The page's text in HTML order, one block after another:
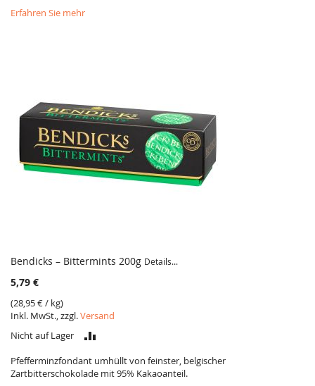
Erfahren Sie mehr
Bendicks – Bittermints 200g Details...
5,79 €
(28,95 €/ kg)
Inkl. MwSt., zzgl.Versand
Nicht auf Lager
VERGLEICH
Pfefferminzfondant umhüllt von feinster, belgischer
Zartbitterschokolade mit 95% Kakaoanteil.